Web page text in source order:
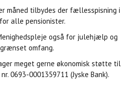
måned tilbydes der fællesspisning i
alle pensionister.
også for julehjælp og
omfang.
meget gerne økonomisk støtte til
0693-0001359711 (Jyske Bank).